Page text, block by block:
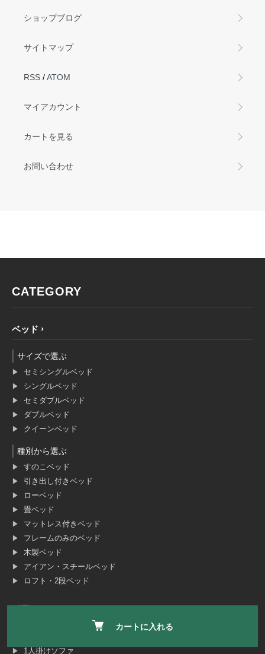
カートに入れる
ショップブログ
サイトマップ
RSS /ATOM
マイアカウント
カートを見る
お問い合わせ
CATEGORY
ベッド
サイズで選ぶ
セミシングルベッド
シングルベッド
セミダブルベッド
ダブルベッド
クイーンベッド
種別から選ぶ
すのこベッド
引き出し付きベッド
ローベッド
畳ベッド
マットレス付きベッド
フレームのみのベッド
木製ベッド
アイアン・スチールベッド
ロフト・2段ベッド
ソファ
1人掛けソファ